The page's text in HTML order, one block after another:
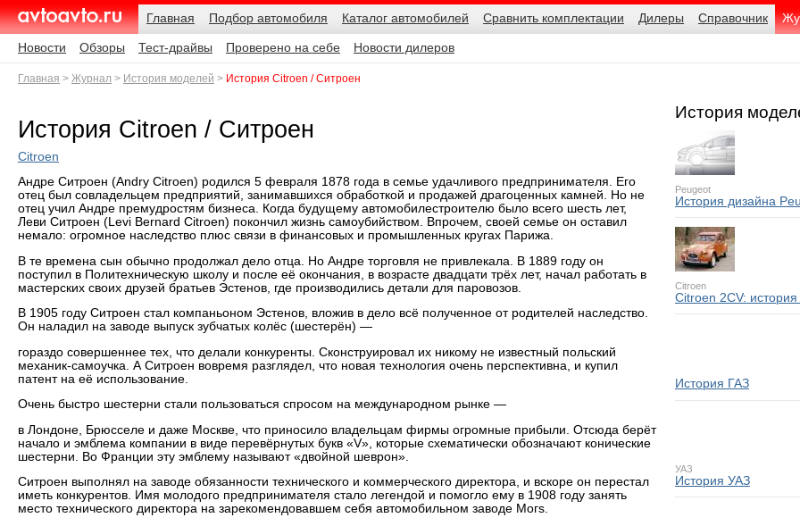
AvtoAvto.ru
Навигация
Главная
Подбор автомобиля Каталог автомобилей Сравнить комплектации Дилеры Справочник
Подразделы
Новости Обзоры Тест-драйвы Проверено на себе Новости дилеров
Родительские
страницы
Главная Журнал История моделей История Citroen / Ситроен
История Citroen / Ситроен
Citroen
Андре Ситроен (Andry Citroen) родился 5 февраля 1878 года в семье удачливого предпринимателя. Его
отец был совладельцем предприятий, занимавшихся обработкой и продажей драгоценных камней. Но не
отец учил Андре премудростям бизнеса. Когда будущему автомобилестроителю было всего шесть лет,
Леви Ситроен (Levi Bernard Citroen) покончил жизнь самоубийством. Впрочем, своей семье он оставил
немало: огромное наследство плюс связи в финансовых и промышленных кругах Парижа.
В те времена сын обычно продолжал дело отца. Но Андре торговля не привлекала. В 1889 году он
поступил в Политехническую школу и после её окончания, в возрасте двадцати трёх лет, начал работать в
мастерских своих друзей братьев Эстенов, где производились детали для паровозов.
В 1905 году Ситроен стал компаньоном Эстенов, вложив в дело всё полученное от родителей наследство.
Он наладил на заводе выпуск зубчатых колёс (шестерён) —
гораздо совершеннее тех, что делали конкуренты. Сконструировал их никому не известный польский
механик-самоучка. А Ситроен вовремя разглядел, что новая технология очень перспективна, и купил
патент на её использование.
Очень быстро шестерни стали пользоваться спросом на международном рынке —
в Лондоне, Брюсселе и даже Москве, что приносило владельцам фирмы огромные прибыли. Отсюда берёт
начало и эмблема компании в виде перевёрнутых букв «V», которые схематически обозначают конические
шестерни. Во Франции эту эмблему называют «двойной шеврон».
Ситроен выполнял на заводе обязанности технического и коммерческого директора, и вскоре он перестал
иметь конкурентов. Имя молодого предпринимателя стало легендой и помогло ему в 1908 году занять
место технического директора на зарекомендовавшем себя автомобильном заводе Могs.
Дата:
История
Peugeot
История дизайна
Citroen
Citroen 2CV: история
История ГАЗ
УАЗ
История УАЗ